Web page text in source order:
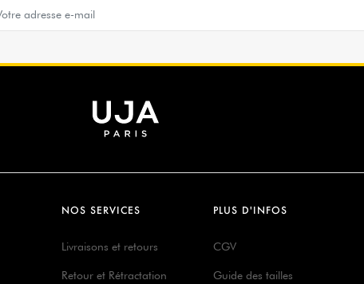
NOS SERVICES
Livraisons et retours
Retour et Rétractation
PLUS D'INFOS
CGV
Guide des tailles